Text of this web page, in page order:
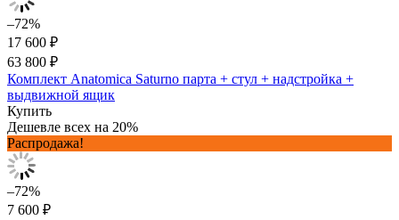
–72%
17 600 ₽
63 800 ₽
Комплект Anatomica Saturno парта + стул + надстройка +
выдвижной ящик
Купить
Дешевле всех на 20%
Распродажа!
–72%
7 600 ₽